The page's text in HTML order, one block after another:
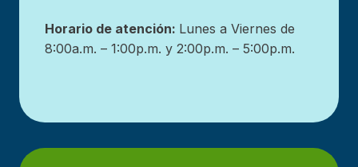
Horario de atención: Lunes a Viernes de
8:00a.m. – 1:00p.m. y 2:00p.m. – 5:00p.m.